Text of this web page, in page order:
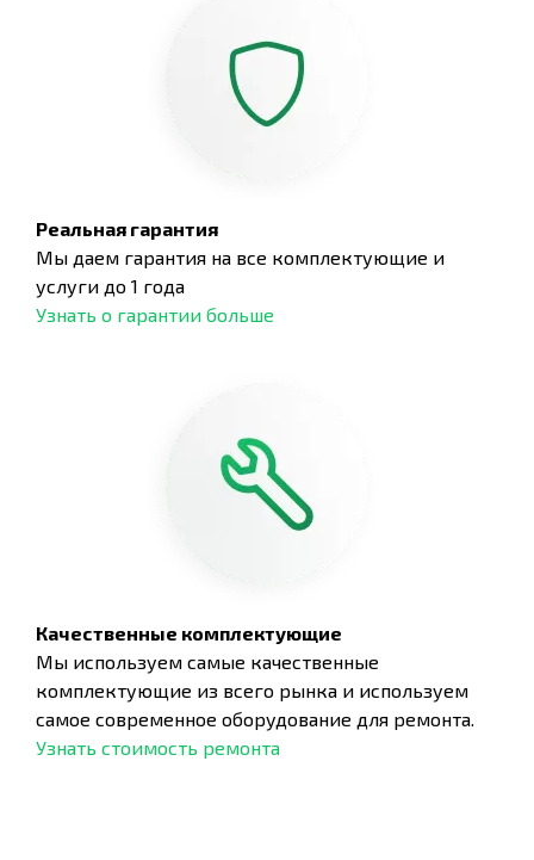
Реальная гарантия
Мы даем гарантия на все комплектующие и
услуги до 1 года
Узнать о гарантии больше
Качественные комплектующие
Мы используем самые качественные
комплектующие из всего рынка и используем
самое современное оборудование для ремонта.
Узнать стоимость ремонта